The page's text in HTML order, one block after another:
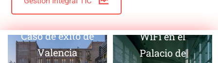
Caso de éxito de
Valencia
WiFi en el
Palacio de